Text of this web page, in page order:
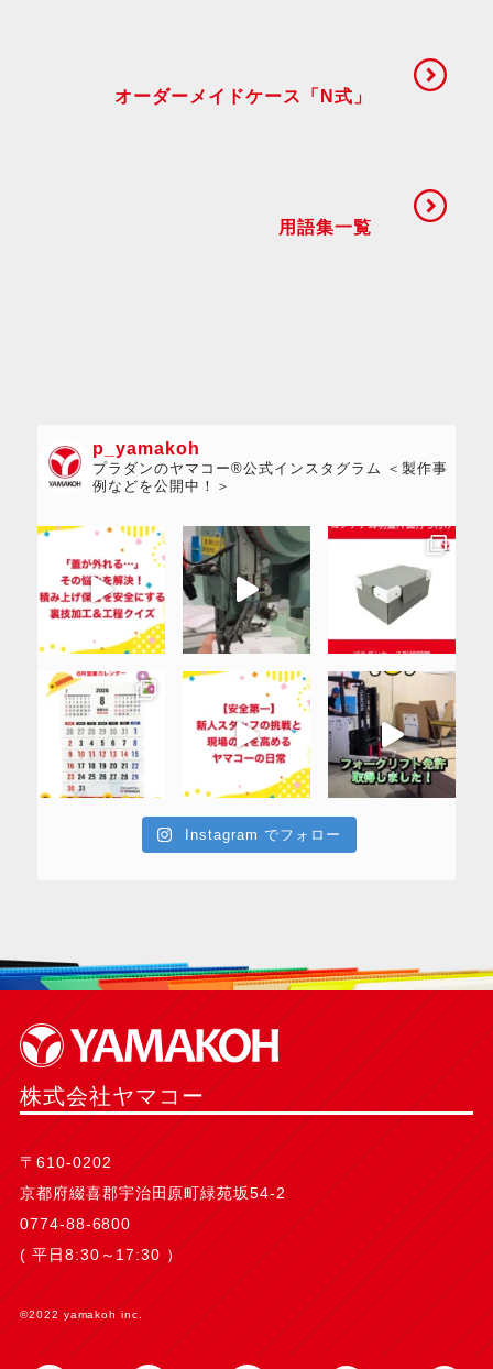
オーダーメイドケース「N式」
用語集一覧
p_yamakoh
プラダンのヤマコー®公式インスタグラム ＜製作事
例などを公開中！＞
Instagram でフォロー
株式会社ヤマコー
〒610-0202
京都府綴喜郡宇治田原町緑苑坂54-2
0774-88-6800
( 平日8:30～17:30 ）
©2022 yamakoh inc.